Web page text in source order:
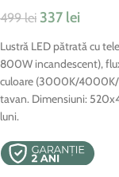
499lei 337 lei
Lustră LED pătrată cu
800W incandescent),
culoare (3000K/4000K/
tavan. Dimensiuni:
luni.